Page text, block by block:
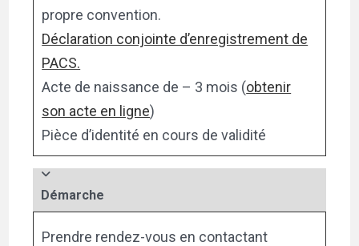
propre convention.
Déclaration conjointe d’enregistrement de
PACS.
Acte de naissance de – 3 mois (obtenir
son acte en ligne)
Pièce d’identité en cours de validité
Démarche
Prendre rendez-vous en contactant